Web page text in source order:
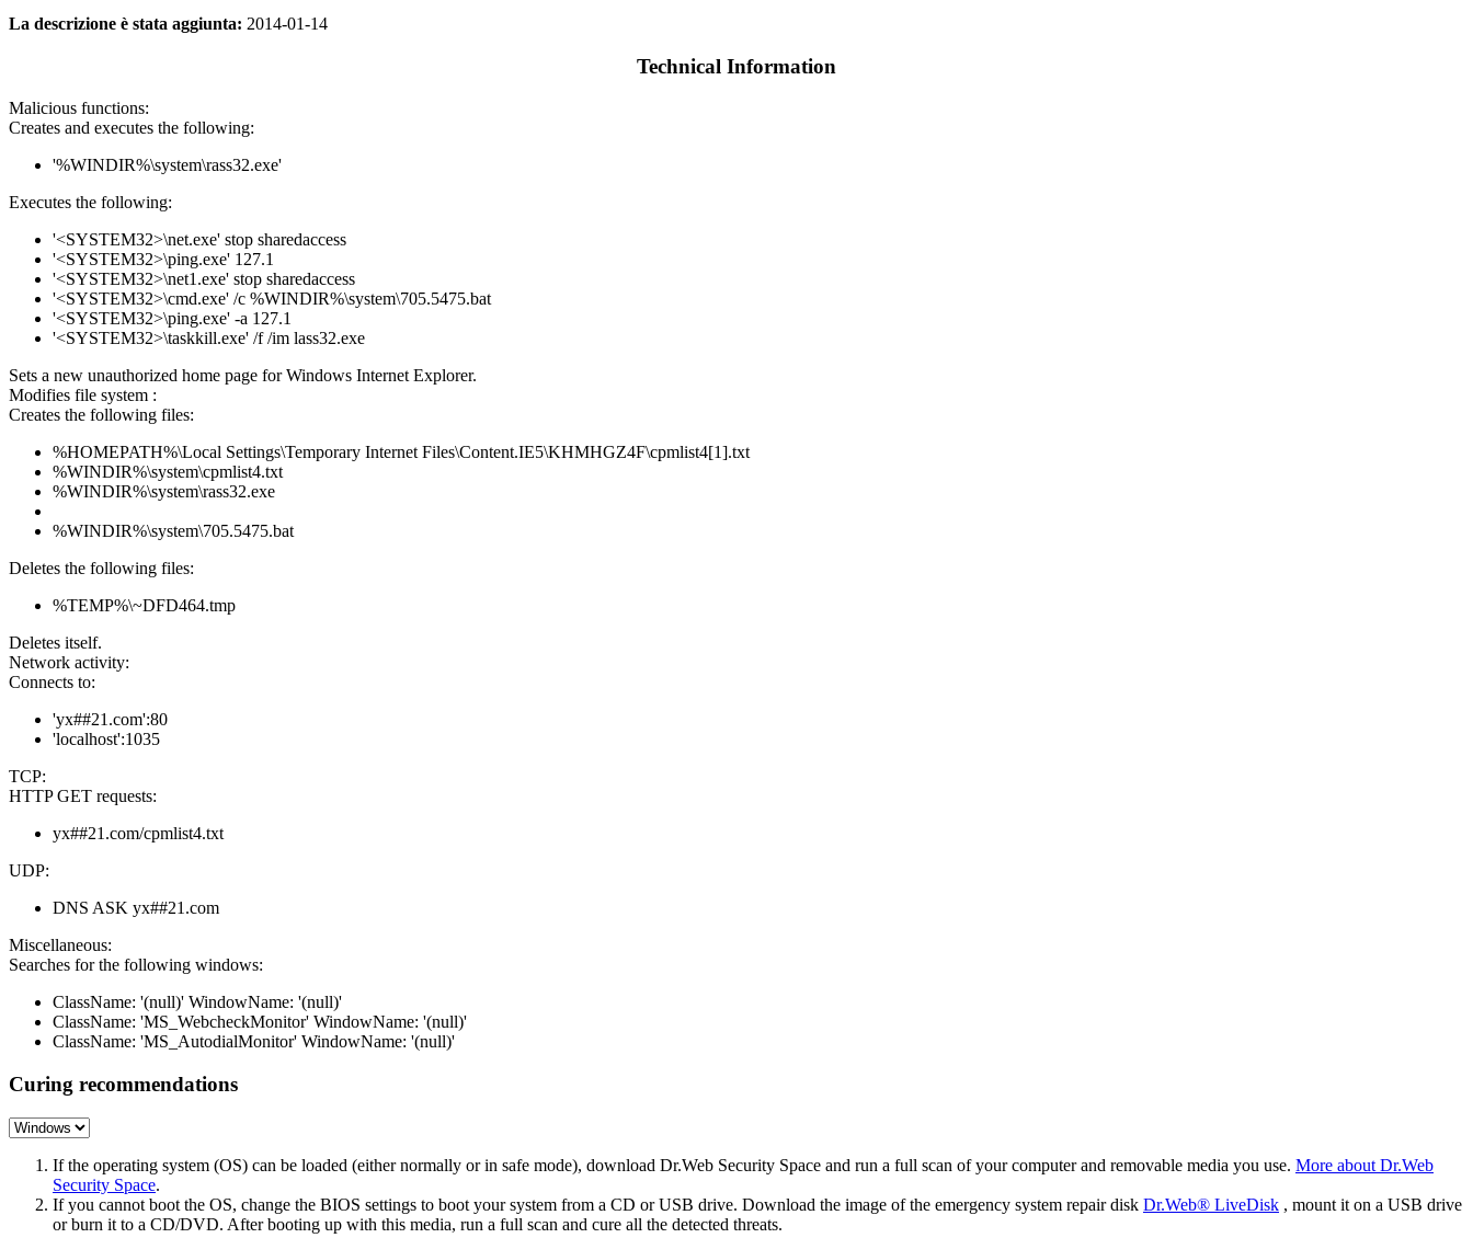
La descrizione è stata aggiunta: 2014-01-14
Technical Information
Malicious functions:
Creates and executes the following:
'%WINDIR%\system\rass32.exe'
Executes the following:
'<SYSTEM32>\net.exe' stop sharedaccess
'<SYSTEM32>\ping.exe' 127.1
'<SYSTEM32>\net1.exe' stop sharedaccess
'<SYSTEM32>\cmd.exe' /c %WINDIR%\system\705.5475.bat
'<SYSTEM32>\ping.exe' -a 127.1
'<SYSTEM32>\taskkill.exe' /f /im lass32.exe
Sets a new unauthorized home page for Windows Internet Explorer.
Modifies file system :
Creates the following files:
%HOMEPATH%\Local Settings\Temporary Internet Files\Content.IE5\KHMHGZ4F\cpmlist4[1].txt
%WINDIR%\system\cpmlist4.txt
%WINDIR%\system\rass32.exe
%WINDIR%\system\705.5475.bat
Deletes the following files:
%TEMP%\~DFD464.tmp
Deletes itself.
Network activity:
Connects to:
'yx##21.com':80
'localhost':1035
TCP:
HTTP GET requests:
yx##21.com/cpmlist4.txt
UDP:
DNS ASK yx##21.com
Miscellaneous:
Searches for the following windows:
ClassName: '(null)' WindowName: '(null)'
ClassName: 'MS_WebcheckMonitor' WindowName: '(null)'
ClassName: 'MS_AutodialMonitor' WindowName: '(null)'
Curing recommendations
If the operating system (OS) can be loaded (either normally or in safe mode), download Dr.Web Security Space and run a full scan of your computer and removable media you use. More about Dr.Web
Security Space.
If you cannot boot the OS, change the BIOS settings to boot your system from a CD or USB drive. Download the image of the emergency system repair disk Dr.Web® LiveDisk , mount it on a USB drive
or burn it to a CD/DVD. After booting up with this media, run a full scan and cure all the detected threats.